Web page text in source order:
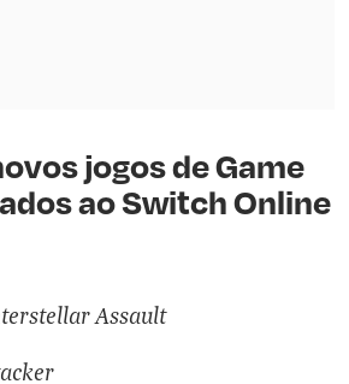
jogos de Game
ao Switch Online
Assault